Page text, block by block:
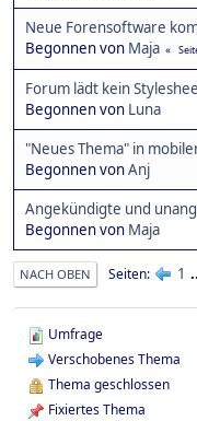
Neue Forensoftware
Begonnen von Maja
Forum lädt kein
Begonnen von Luna
"Neues Thema" in
Begonnen vonAnj
Angekündigte und
Begonnen von Maja
NACH OBEN Seiten 1
Umfrage
Verschobenes Thema
Thema geschlossen
Fixiertes Thema